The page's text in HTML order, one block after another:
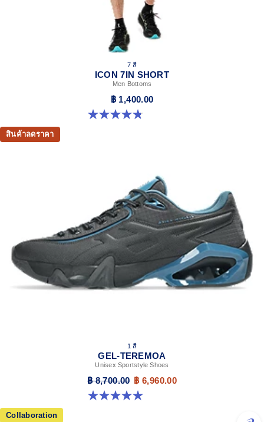
7 สี
ICON 7IN SHORT
Men Bottoms
฿ 1,400.00
4.8 จาก 5 ดาว 34 รีวิว
สินค้าลดราคา
1 สี
GEL-TEREMOA
Unisex Sportstyle Shoes
฿ 8,700.00 ฿ 6,960.00
5.0 จาก 5 ดาว 5 รีวิว
Collaboration